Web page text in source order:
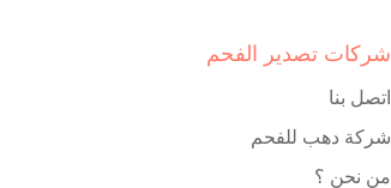
شركات تصدير الفحم
اتصل بنا
شركة دهب للفحم
من نحن ؟